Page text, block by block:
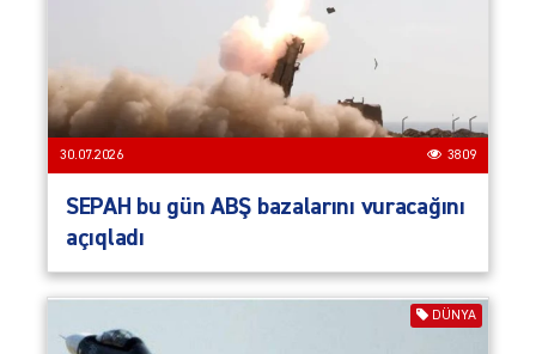
30.07.2026 3809
SEPAH bu gün ABŞ bazalarını vuracağını
açıqladı
DÜNYA